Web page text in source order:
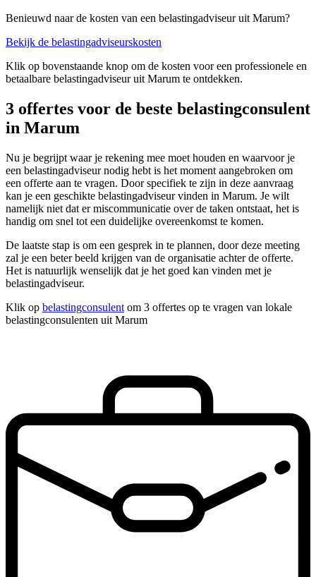
Benieuwd naar de kosten van een belastingadviseur uit Marum?
Bekijk de belastingadviseurskosten
Klik op bovenstaande knop om de kosten voor een professionele en
betaalbare belastingadviseur uit Marum te ontdekken.
3 offertes voor de beste belastingconsulent
in Marum
Nu je begrijpt waar je rekening mee moet houden en waarvoor je
een belastingadviseur nodig hebt is het moment aangebroken om
een offerte aan te vragen. Door specifiek te zijn in deze aanvraag
kan je een geschikte belastingadviseur vinden in Marum. Je wilt
namelijk niet dat er miscommunicatie over de taken ontstaat, het is
handig om snel tot een duidelijke overeenkomst te komen.
De laatste stap is om een gesprek in te plannen, door deze meeting
zal je een beter beeld krijgen van de organisatie achter de offerte.
Het is natuurlijk wenselijk dat je het goed kan vinden met je
belastingadviseur.
Klik op belastingconsulent om 3 offertes op te vragen van lokale
belastingconsulenten uit Marum